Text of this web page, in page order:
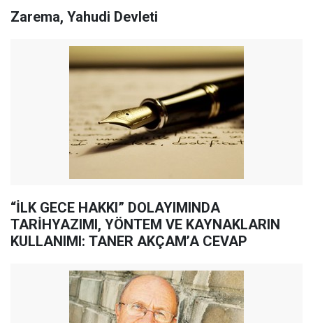
Zarema, Yahudi Devleti
“İLK GECE HAKKI” DOLAYIMINDA
TARİHYAZIMI, YÖNTEM VE KAYNAKLARIN
KULLANIMI: TANER AKÇAM’A CEVAP